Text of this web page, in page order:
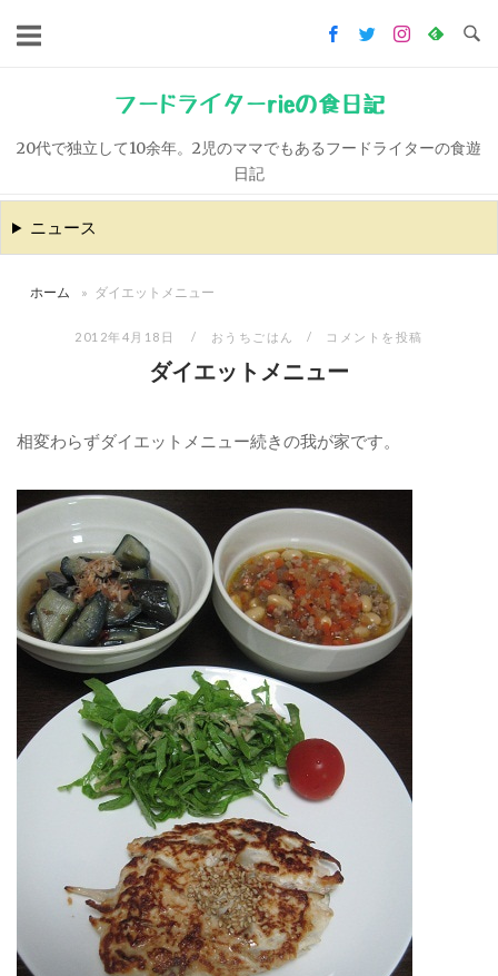
キ
ッ
フードライターrieの食日記
20代で独立して10余年。2児のママでもあるフードライターの食遊
日記
ニュース
ホーム » ダイエットメニュー
2012年4月18日 おうちごはん コメントを投稿
ダイエットメニュー
相変わらずダイエットメニュー続きの我が家です。